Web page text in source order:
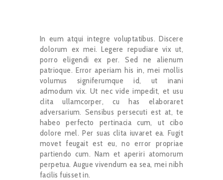
In eum atqui integre voluptatibus. Discere
dolorum ex mei. Legere repudiare vix ut,
porro eligendi ex per. Sed ne alienum
patrioque. Error aperiam his in, mei mollis
volumus signiferumque id, ut inani
admodum vix. Ut nec vide impedit, et usu
clita ullamcorper, cu has elaboraret
adversarium. Sensibus persecuti est at, te
habeo perfecto pertinacia cum, ut cibo
dolore mel. Per suas clita iuvaret ea. Fugit
movet feugait est eu, no error propriae
partiendo cum. Nam et aperiri atomorum
perpetua. Augue vivendum ea sea, mei nibh
facilis fuisset in.